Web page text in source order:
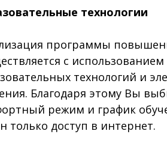
технологии
программы
с
технологий и
Благодаря этому Вы
режим и график
только доступ в интернет.